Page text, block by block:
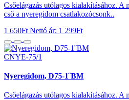
Csőelágazás utólagos kialakításához. A
cső a nyeregidom csatlakozócsonk..
1 650Ft Nettó ár: 1 299Ft
CNYE-75/1
Nyeregidom, D75-1˝BM
Csőelágazás utólagos kialakításához. A